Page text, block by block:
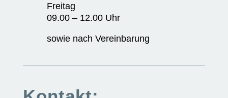
Freitag
09.00 – 12.00 Uhr
sowie nach Vereinbarung